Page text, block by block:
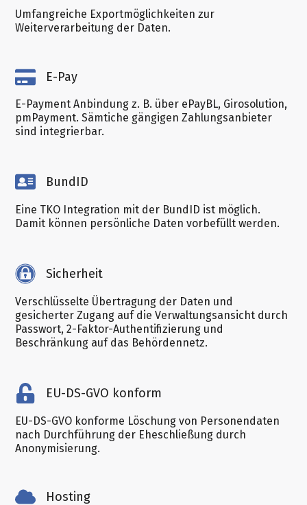
Umfangreiche Exportmöglichkeiten zur
Weiterverarbeitung der Daten.
E-Pay
E-Payment Anbindungz. B. über ePayBL, Girosolution,
pmPayment. Sämtiche gängigen Zahlungsanbieter
sind integrierbar.
BundID
Eine TKO Integration mit der BundID ist möglich.
Damit können persönliche Daten vorbefüllt werden.
Sicherheit
Verschlüsselte Übertragung der Daten und
gesicherter Zugang auf die Verwaltungsansicht durch
Passwort, 2-Faktor-Authentifizierung und
Beschränkung auf das Behördennetz.
EU-DS-GVO konform
EU-DS-GVO konforme Löschung von Personendaten
nach Durchführung der Eheschließung durch
Anonymisierung.
Hosting